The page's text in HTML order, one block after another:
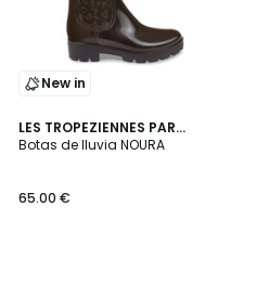
New in
LES TROPEZIENNES PAR
M.BELARBI
Botas de lluvia NOURA
65.00 €